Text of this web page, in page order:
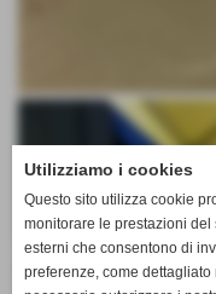
Utilizziamo i cookies
Questo sito utilizza cookie
monitorare le prestazioni
esterni che consentono di
preferenze, come